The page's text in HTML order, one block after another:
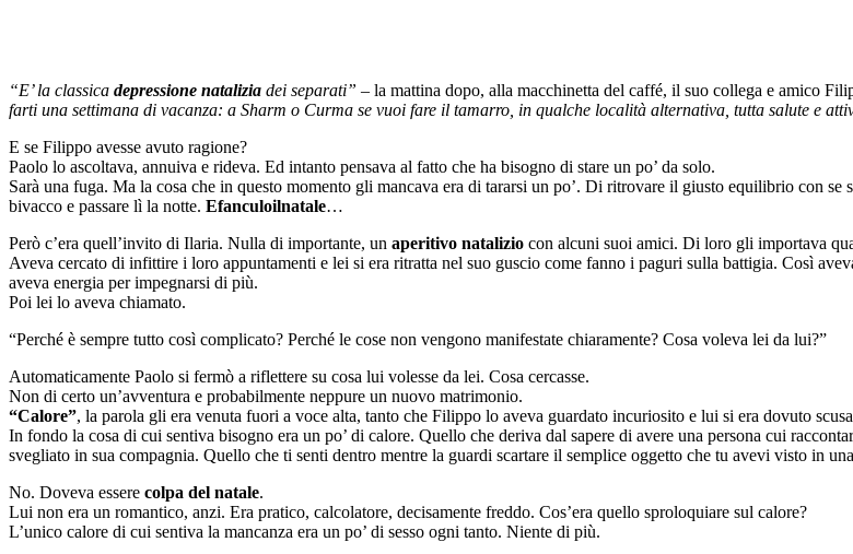
“E’ la classica depressione natalizia dei separati” – la mattina dopo, alla macchinetta del caffé, il suo collega e amico
farti una settimana di vacanza: a Sharm o Curma se vuoi fare il tamarro, in qualche località alternativa, tutta salute e
E se Filippo avesse avuto ragione?
Paolo lo ascoltava, annuiva e rideva. Ed intanto pensava al fatto che ha bisogno di stare un po’ da solo.
Sarà una fuga. Ma la cosa che in questo momento gli mancava era di tararsi un po’. Di ritrovare il giusto equilibrio con
bivacco e passare lì la notte. Efanculoilnatale…
Però c’era quell’invito di Ilaria. Nulla di importante, un aperitivo natalizio con alcuni suoi amici. Di loro gli importava
Aveva cercato di infittire i loro appuntamenti e lei si era ritratta nel suo guscio come fanno i paguri sulla battigia. Così
aveva energia per impegnarsi di più.
Poi lei lo aveva chiamato.
“Perché è sempre tutto così complicato? Perché le cose non vengono manifestate chiaramente? Cosa voleva lei da lui?”
Automaticamente Paolo si fermò a riflettere su cosa lui volesse da lei. Cosa cercasse.
Non di certo un’avventura e probabilmente neppure un nuovo matrimonio.
“Calore”, la parola gli era venuta fuori a voce alta, tanto che Filippo lo aveva guardato incuriosito e lui si era dovuto
In fondo la cosa di cui sentiva bisogno era un po’ di calore. Quello che deriva dal sapere di avere una persona cui
svegliato in sua compagnia. Quello che ti senti dentro mentre la guardi scartare il semplice oggetto che tu avevi visto in
No. Doveva essere colpa del natale.
Lui non era un romantico, anzi. Era pratico, calcolatore, decisamente freddo. Cos’era quello sproloquiare sul calore?
L’unico calore di cui sentiva la mancanza era un po’ di sesso ogni tanto. Niente di più.